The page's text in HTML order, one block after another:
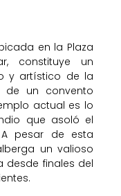
en la Plaza
constituye un
y artístico de la
de un convento
actual es lo
que asoló el
A pesar de esta
un valioso
finales del